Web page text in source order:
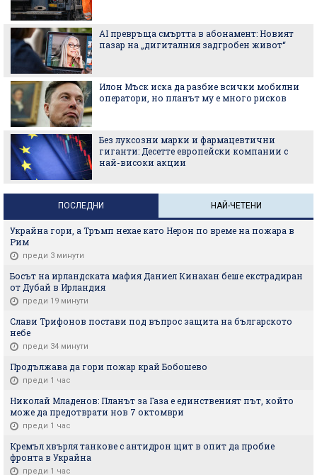
AI превръща смъртта в абонамент: Новият
пазар на „дигиталния задгробен живот“
Илон Мъск иска да разбие всички мобилни
оператори, но планът му е много рисков
Без луксозни марки и фармацевтични
гиганти: Десетте европейски компании с
най-високи акции
ПОСЛЕДНИ НАЙ-ЧЕТЕНИ
Украйна гори, а Тръмп нехае като Нерон по време на пожара в
Рим
преди 3 минути
Босът на ирландската мафия Даниел Кинахан беше екстрадиран
от Дубай в Ирландия
преди 19 минути
Слави Трифонов постави под въпрос защита на българското
небе
преди 34 минути
Продължава да гори пожар край Бобошево
преди 1 час
Николай Младенов: Планът за Газа е единственият път, който
може да предотврати нов 7 октомври
преди 1 час
Кремъл хвърля танкове с антидрон щит в опит да пробие
фронта в Украйна
преди 1 час